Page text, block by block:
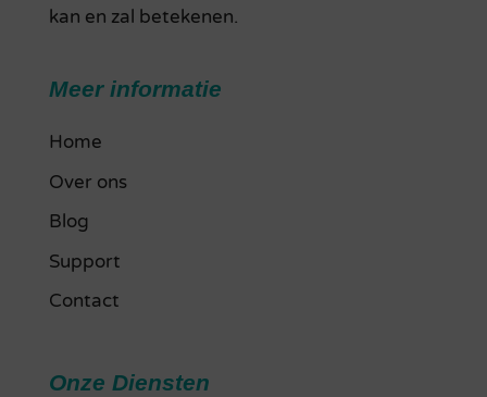
kan en zal betekenen.
Meer informatie
Home
Over ons
Blog
Support
Contact
Onze Diensten